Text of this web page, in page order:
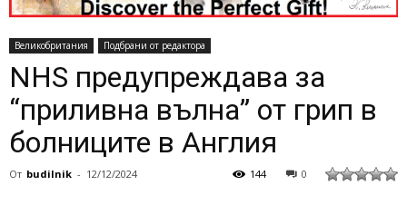
Великобритания Подбрани от редактора
NHS предупреждава за
“приливна вълна” от грип в
болниците в Англия
От budilnik - 12/12/2024 0
144